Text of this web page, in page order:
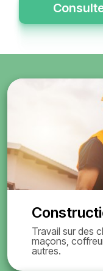
Travail sur des
maçons,
autres.